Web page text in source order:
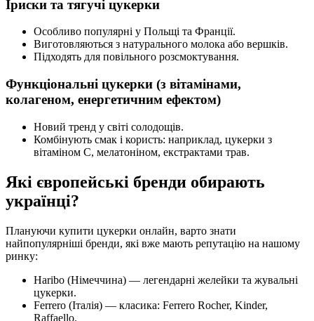
Іриски та тягучі цукерки
Особливо популярні у Польщі та Франції.
Виготовляються з натурального молока або вершків.
Підходять для повільного розсмоктування.
Функціональні цукерки (з вітамінами,
колагеном, енергетичним ефектом)
Новий тренд у світі солодощів.
Комбінують смак і користь: наприклад, цукерки з
вітаміном С, мелатоніном, екстрактами трав.
Які європейські бренди обирають
українці?
Плануючи купити цукерки онлайн, варто знати
найпопулярніші бренди, які вже мають репутацію на нашому
ринку:
Haribo (Німеччина) — легендарні желейки та жувальні
цукерки.
Ferrero (Італія) — класика: Ferrero Rocher, Kinder,
Raffaello.